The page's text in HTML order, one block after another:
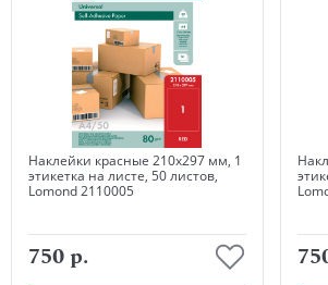
Наклейки красные 210х297 мм, 1
этикетка на листе, 50 листов,
Lomond 2110005
750 р.